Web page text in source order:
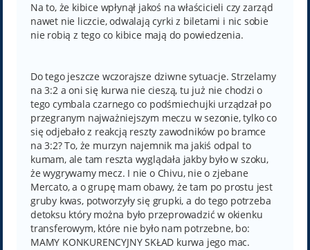
Na to, że kibice wpłynął jakoś na właścicieli czy zarząd
nawet nie liczcie, odwalają cyrki z biletami i nic sobie
nie robią z tego co kibice mają do powiedzenia.
Do tego jeszcze wczorajsze dziwne sytuacje. Strzelamy
na 3:2 a oni się kurwa nie cieszą, tu już nie chodzi o
tego cymbala czarnego co podśmiechujki urządzał po
przegranym najważniejszym meczu w sezonie, tylko co
się odjebało z reakcją reszty zawodników po bramce
na 3:2? To, że murzyn najemnik ma jakiś odpal to
kumam, ale tam reszta wyglądała jakby było w szoku,
że wygrywamy mecz. I nie o Chivu, nie o zjebane
Mercato, a o grupę mam obawy, że tam po prostu jest
gruby kwas, potworzyły się grupki, a do tego potrzeba
detoksu który można było przeprowadzić w okienku
transferowym, które nie było nam potrzebne, bo:
MAMY KONKURENCYJNY SKŁAD kurwa jego mac.